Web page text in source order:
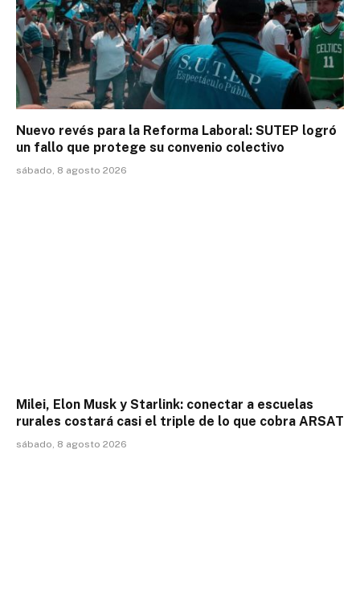
Nuevo revés para la Reforma Laboral: SUTEP logró
un fallo que protege su convenio colectivo
sábado, 8 agosto 2026
Milei, Elon Musk y Starlink: conectar a escuelas
rurales costará casi el triple de lo que cobra ARSAT
sábado, 8 agosto 2026